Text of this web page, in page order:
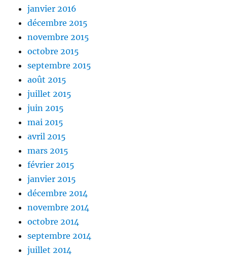
janvier 2016
décembre 2015
novembre 2015
octobre 2015
septembre 2015
août 2015
juillet 2015
juin 2015
mai 2015
avril 2015
mars 2015
février 2015
janvier 2015
décembre 2014
novembre 2014
octobre 2014
septembre 2014
juillet 2014